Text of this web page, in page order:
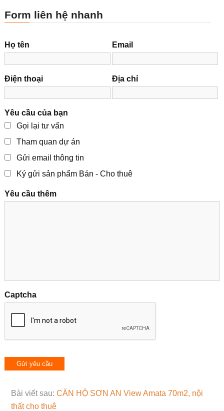
Form liên hệ nhanh
Họ tên Email
Điện thoại Địa chỉ
Yêu cầu của bạn
Gọi lại tư vấn
Tham quan dự án
Gửi email thông tin
Ký gửi sản phẩm Bán - Cho thuê
Yêu cầu thêm
Captcha
Bài viết sau: CĂN HỘ SƠN AN View Amata 70m2, nội
thất cho thuê